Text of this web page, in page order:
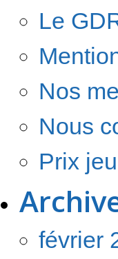
Le
Nos
Nous
Prix
février